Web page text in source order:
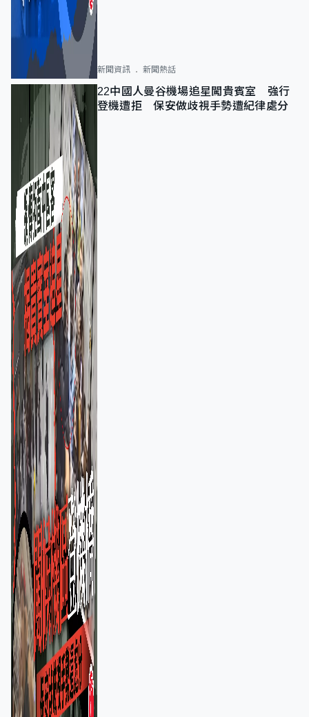
新聞資訊 新聞熱話
22中國人曼谷機場追星闖貴賓室 強行
登機遭拒 保安做歧視手勢遭紀律處分